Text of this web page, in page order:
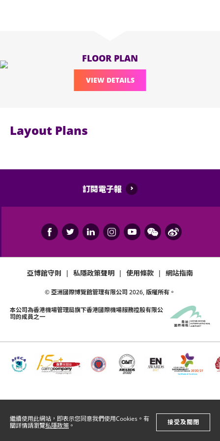
繼續使用此網站，即表示您同意我們使用Cookies。有
關詳情請瀏覽私隱政策 。 接受及關閉
FLOOR PLAN
VIEW DETAILS
Layout Plans
訂閱電子報
亞博館守則 | 私隱政策聲明 | 使用條款 | 網站指南
© 亞洲國際博覽館管理有限公司 2026, 版權所有。
本公司為香港機場管理局旗下香港國際機場服務控股有限公
司的成員之一